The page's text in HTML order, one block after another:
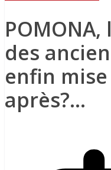
des
enfin
après?…